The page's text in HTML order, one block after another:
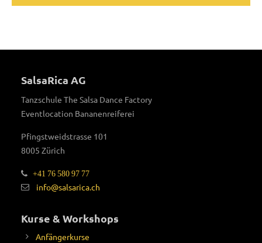
SalsaRica AG
Tanzschule The Salsa Dance Factory
Eventlocation Bananenreiferei
Pfingstweidstrasse 101
8005 Zürich
+41 76 580 97 77
info@salsarica.ch
Kurse & Workshops
Anfängerkurse